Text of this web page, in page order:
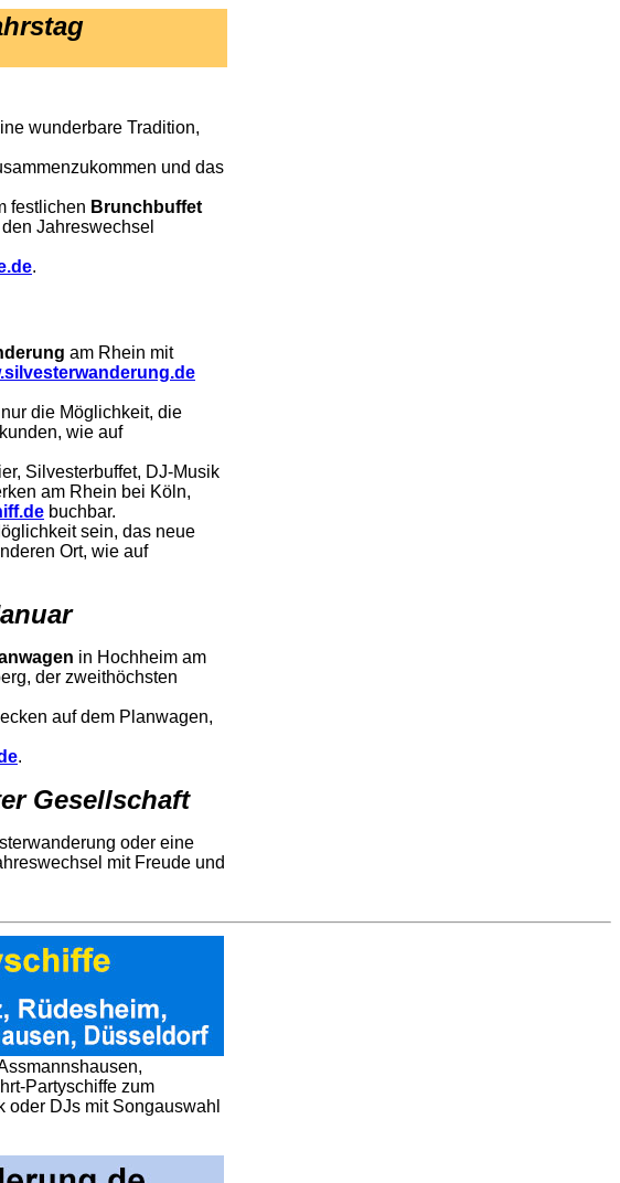
wunderbare Tradition,
und das
festlichen Brunchbuffet
Jahreswechsel
.
am Rhein mit
die Möglichkeit, die
wie auf
Silvesterbuffet, DJ-Musik
am Rhein bei Köln,
buchbar.
sein, das neue
Ort, wie auf
in Hochheim am
der zweithöchsten
auf dem Planwagen,
.
Gesellschaft
oder eine
mit Freude und
Partyschiffe zum
oder DJs mit Songauswahl